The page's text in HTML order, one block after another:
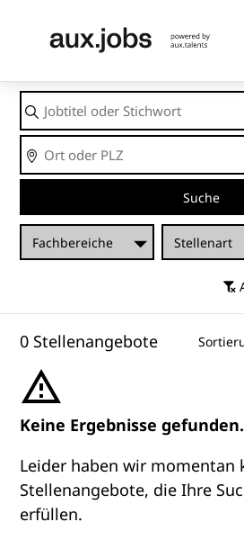
Jobtitel
oder
Stichwort
Ort
Suche
Fachbereiche Stellenart
0 Stellenangebote
Keine Ergebnisse gefunden.
Leider haben wir momentan
Stellenangebote, die Ihre
erfüllen.